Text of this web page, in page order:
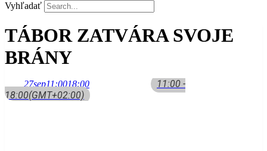
Vyhľadať
TÁBOR ZATVÁRA SVOJE
BRÁNY
27sep11:0018:00
11:00 -
18:00(GMT+02:00)